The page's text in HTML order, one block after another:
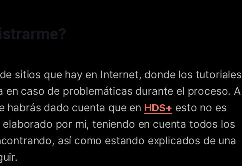
sitios que hay en Internet, donde los tutoriales
en caso de problemáticas durante el proceso. A
habrás dado cuenta que en HDS+ esto no es
por mi, teniendo en cuenta todos los
así como estando explicados de una